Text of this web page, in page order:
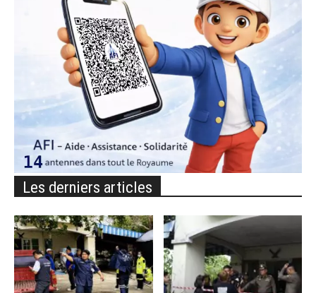
Les derniers articles